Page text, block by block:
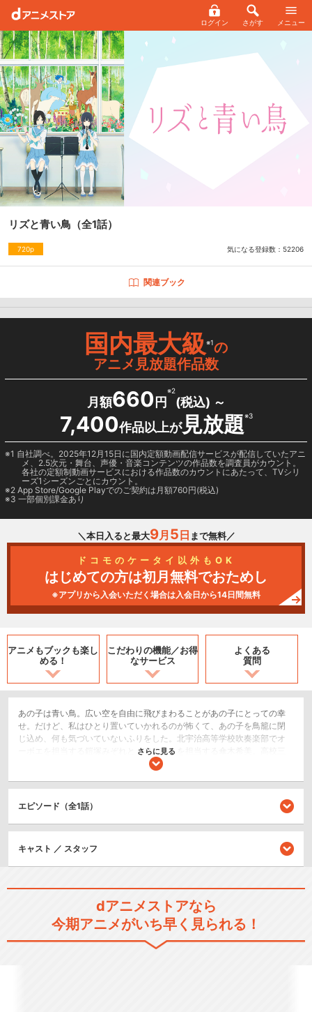
ログイン さがす メニュー
リズと青い鳥 （全1話）
720p 気になる登録数： 52206
関連ブック
国内最大級※1の
アニメ見放題作品数
月額660 円
※2
(税込) ～
7,400作品以上が見放題※3
1 自社調べ。2025年12月15日に国内定額動画配信サービスが配信していたアニ
メ、2.5次元・舞台、声優・音楽コンテンツの作品数を調査員がカウント。
各社の定額制動画サービスにおける作品数のカウントにあたって、TVシリ
ーズ1シーズンごとにカウント。
2 App Store/Google Playでのご契約は月額760円(税込)
3 一部個別課金あり
＼本日入ると最大9月 5 日 まで無料／
ドコモのケータイ以外もOK
はじめての方は初月無料でおためし
※アプリから入会いただく場合は入会日から14日間無料
アニメもブックも楽し
める！
こだわりの機能／お得
なサービス
よくある
質問
あの子は青い鳥。広い空を自由に飛びまわることがあの子にとっての幸
せ。だけど、私はひとり置いていかれるのが怖くて、あの子を鳥籠に閉
じ込め、何も気づいていないふりをした。北宇治高等学校吹奏楽部でオ
ーボエを担当する鎧塚みぞれと、フルートを担当する傘木希美。高校三
年生、二人の最後のコンクール。その自由曲に選ばれた「リズと青い
曲、わたしたちみたい」屈託もなくそう言ってソロを嬉しそうに吹く希
美と、希美と過ごす日々に幸せを感じつつも終わりが近づくことを恐れ
るみぞれ。「親友」のはずの二人。しかし、オーボエとフルートのソロ
は上手くかみ合わず、距離を感じさせるものだった。
ドラマ/青春
響け！ユーフォニアム
さらに見る
エピソード（全1話）
キャスト ／ スタッフ
dアニメストアなら
今期アニメがいち早く見られる！